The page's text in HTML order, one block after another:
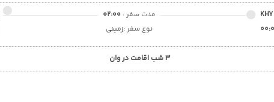
KHY
مدت سفر : 02:00
نوع سفر :زمینی
3 شب اقامت در وان